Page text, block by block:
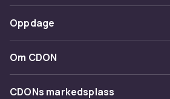
Spor pakke
Angre & returner her
Kontakt oss
Betaling
Levering
Tilbakekallinger
Oppdage
Kategorier
Varemerker
Om CDON
Om oss
CDONs markedsplass